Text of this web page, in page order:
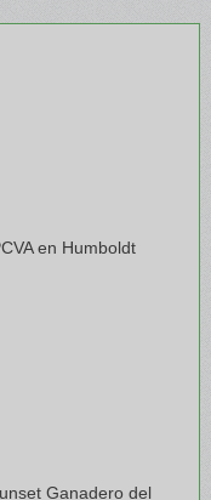
en Humboldt
Ganadero del